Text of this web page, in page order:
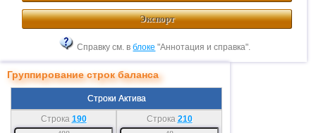
Экспорт
Справку см. вблоке "Аннотация и справка".
Группирование строк баланса
Строки Актива
Строка 190 Строка 210